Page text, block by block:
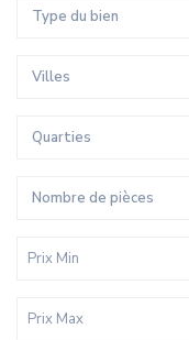
Type du bien
Villes
Quarties
Nombre de pièces